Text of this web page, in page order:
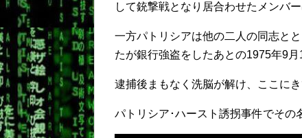
して銃撃戦となり居合わせたメンバー
一方パトリシアは他の二人の同志と
たが銀行強盗をしたあとの1975年9月
逮捕後まもなく洗脳が解け、ここに
パトリシア･ハースト誘拐事件でそ